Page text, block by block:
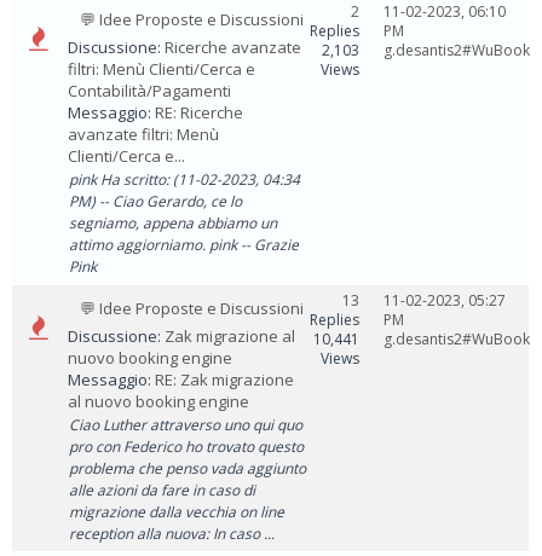
💬 Idee Proposte e Discussioni
Discussione: Ricerche avanzate
filtri: Menù Clienti/Cerca e
Contabilità/Pagamenti
Messaggio: RE: Ricerche
avanzate filtri: Menù
Clienti/Cerca e...
pink Ha scritto: (11-02-2023, 04:34
PM) -- Ciao Gerardo, ce lo
segniamo, appena abbiamo un
attimo aggiorniamo. pink -- Grazie
Pink
2
Replies
2,103
Views
11-02-2023, 06:10
PM
g.desantis2#WuBook
💬 Idee Proposte e Discussioni
Discussione: Zak migrazione al
nuovo booking engine
Messaggio: RE: Zak migrazione
al nuovo booking engine
Ciao Luther attraverso uno qui quo
pro con Federico ho trovato questo
problema che penso vada aggiunto
alle azioni da fare in caso di
migrazione dalla vecchia on line
reception alla nuova: In caso ...
13
Replies
10,441
Views
11-02-2023, 05:27
PM
g.desantis2#WuBook